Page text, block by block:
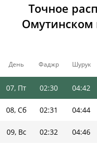
Точное
Омутинском
День Фаджр Шурук
04, Вт 02:28 04:36
06, Чт 02:29 04:40
07, Пт 02:30 04:42
08, Сб 02:31 04:44
09, Вс 02:32 04:46